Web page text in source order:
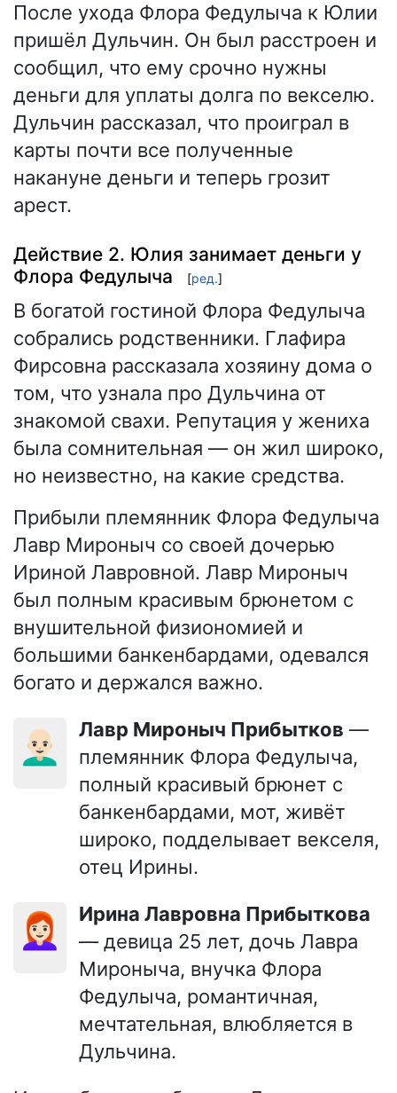
После ухода Флора Федулыча к Юлии
пришёл Дульчин. Он был расстроен и
сообщил, что ему срочно нужны
деньги для уплаты долга по векселю.
Дульчин рассказал, что проиграл в
карты почти все полученные
накануне деньги и теперь грозит
арест.
Действие 2. Юлия занимает деньги у
Флора Федулыча
[ред.]
В богатой гостиной Флора Федулыча
собрались родственники. Глафира
Фирсовна рассказала хозяину дома о
том, что узнала про Дульчина от
знакомой свахи. Репутация у жениха
была сомнительная — он жил широко,
но неизвестно, на какие средства.
Прибыли племянник Флора Федулыча
Лавр Мироныч со своей дочерью
Ириной Лавровной. Лавр Мироныч
был полным красивым брюнетом с
внушительной физиономией и
большими банкенбардами, одевался
богато и держался важно.
👨🏻‍🦲 Лавр Мироныч Прибытков —
племянник Флора Федулыча,
полный красивый брюнет с
банкенбардами, мот, живёт
широко, подделывает векселя,
отец Ирины.
👩🏻‍🦰
Ирина Лавровна Прибыткова
— девица 25 лет, дочь Лавра
Мироныча, внучка Флора
Федулыча, романтичная,
мечтательная, влюбляется в
Дульчина.